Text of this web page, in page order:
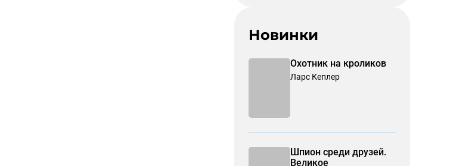
Новинки
Охотник на кроликов
Ларс Кеплер
Шпион среди друзей.
Великое